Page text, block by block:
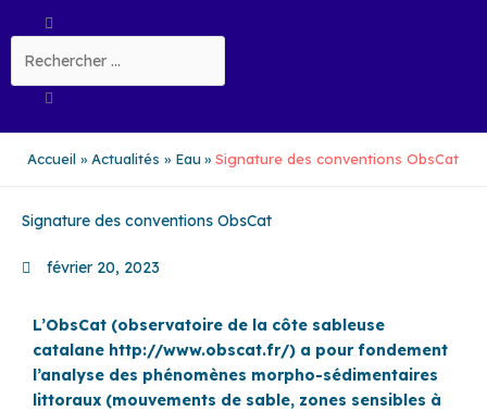
au
contenu
Rechercher
Accueil Actualités Eau Signature des conventions ObsCat
Signature des conventions ObsCat
février 20, 2023
L’ObsCat (observatoire de la côte sableuse
catalane http://www.obscat.fr/) a pour fondement
l’analyse des phénomènes morpho-sédimentaires
littoraux (mouvements de sable, zones sensibles à